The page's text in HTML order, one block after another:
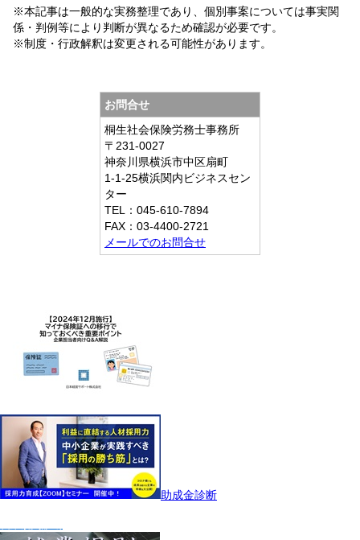
※本記事は一般的な実務整理であり、個別事案については事実関
係・判例等により判断が異なるため確認が必要です。
※制度・行政解釈は変更される可能性があります。
お問合せ
桐生社会保険労務士事務所
〒231-0027
神奈川県横浜市中区扇町
1-1-25横浜関内ビジネスセン
ター
TEL：045-610-7894
FAX：03-4400-2721
メールでのお問合せ
助成金診断